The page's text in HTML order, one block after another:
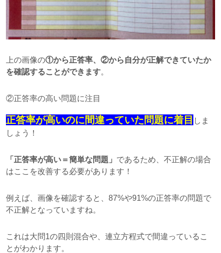
上の画像の①から正答率、②から自分が正解できていたか
を確認することができます。
②正答率の高い問題に注目
正答率が高いのに間違っていた問題に着目 しま
しょう！
「正答率が高い＝簡単な問題」 であるため、不正解の場合
はここを改善する必要があります！
例えば、画像を確認すると、87%や91%の正答率の問題で
不正解となっていますね。
これは大問1の四則混合や、連立方程式で間違っているこ
とがわかります。